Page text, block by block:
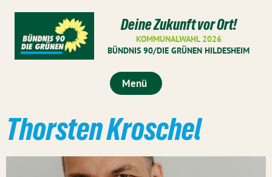
Deine Zukunft vor Ort!
KOMMUNALWAHL 2026
BÜNDNIS 90/DIE GRÜNEN HILDESHEIM
Menü
Thorsten Kroschel